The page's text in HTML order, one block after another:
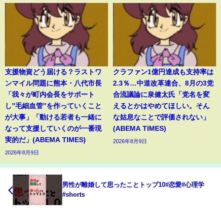
支援物資どう届ける？ラストワ
ンマイル問題に熊本・八代市長
「我々が町内会長をサポート
し”毛細血管”を作っていくこと
が大事」「動ける若者も一緒に
なって支援していくのが一番現
実的だ」(ABEMA TIMES)
2026年8月9日
クラファン1億円達成も支持率は
2.3％…中道改革連合、8月の3党
合流議論に泉健太氏「党名を変
えるとかはやめてほしい。そん
な姑息なことで評価されない」
(ABEMA TIMES)
2026年8月9日
男性が離婚して思ったことトップ10#恋愛#心理学
#shorts